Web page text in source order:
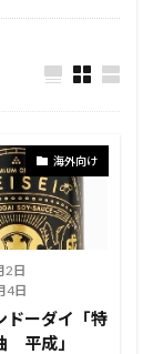
海外向け
2日
4日
ドーダイ「特
平成」